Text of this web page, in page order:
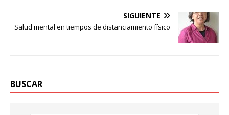
SIGUIENTE
Salud mental en tiempos de distanciamiento físico
BUSCAR